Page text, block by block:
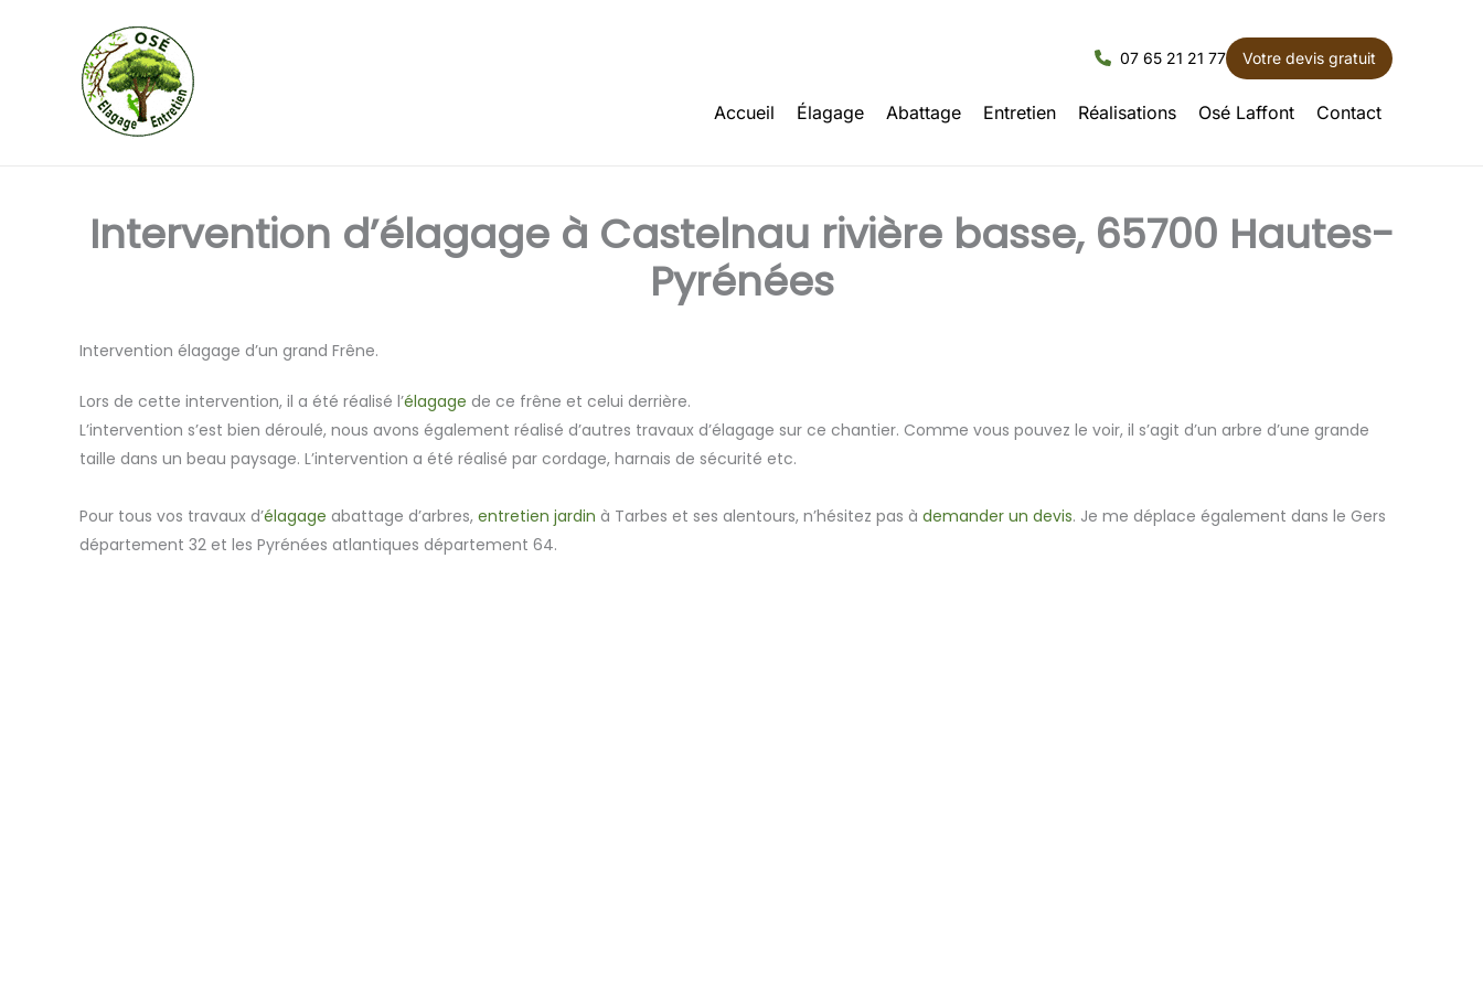
Accueil
Élagage Abattage Entretien Réalisations Osé Laffont Contact
07 65 21 21 77 Votre devis gratuit
Intervention d’élagage à Castelnau rivière basse, 65700 Hautes-
Pyrénées
Intervention élagage d’un grand Frêne.
Lors de cette intervention, il a été réalisé l’élagage de ce frêne et celui derrière.
L’intervention s’est bien déroulé, nous avons également réalisé d’autres travaux d’élagage sur ce chantier. Comme vous pouvez le voir, il s’agit d’un arbre d’une grande
taille dans un beau paysage. L’intervention a été réalisé par cordage, harnais de sécurité etc.
Pour tous vos travaux d’élagage abattage d’arbres, entretien jardin à Tarbes et ses alentours, n’hésitez pas à demander un devis. Je me déplace également dans le Gers
département 32 et les Pyrénées atlantiques département 64.